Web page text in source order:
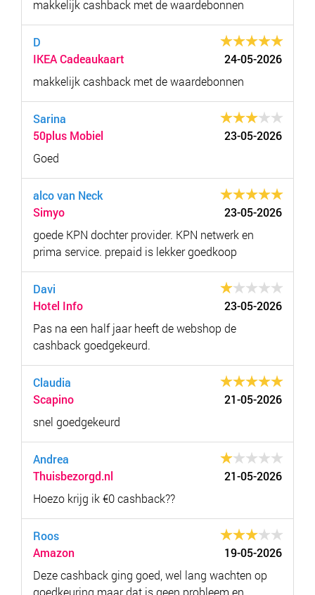
makkelijk cashback met de waardebonnen
D
IKEA Cadeaukaart
24-05-2026
makkelijk cashback met de waardebonnen
Sarina
50plus Mobiel
23-05-2026
Goed
alco van Neck
Simyo
23-05-2026
goede KPN dochter provider. KPN netwerk en
prima service. prepaid is lekker goedkoop
Davi
Hotel Info
23-05-2026
Pas na een half jaar heeft de webshop de
cashback goedgekeurd.
Claudia
Scapino
21-05-2026
snel goedgekeurd
Andrea
Thuisbezorgd.nl
21-05-2026
Hoezo krijg ik €0 cashback??
Roos
Amazon
19-05-2026
Deze cashback ging goed, wel lang wachten op
goedkeuring maar dat is geen probleem en